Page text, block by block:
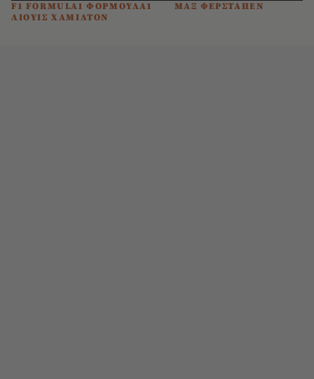
F1 FORMULA1 ΦΟΡΜΟΥΛΑ1
ΜΑΞ ΦΕΡΣΤΑΠΕΝ
ΛΙΟΥΙΣ ΧΑΜΙΛΤΟΝ